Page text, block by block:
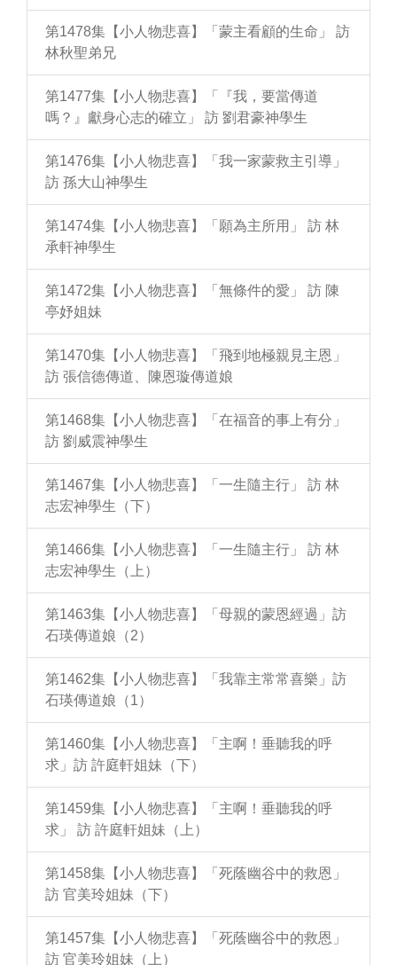
第1478集【小人物悲喜】「蒙主看顧的生命」 訪
林秋聖弟兄
第1477集【小人物悲喜】「『我，要當傳道
嗎？』獻身心志的確立」 訪 劉君豪神學生
第1476集【小人物悲喜】「我一家蒙救主引導」
訪 孫大山神學生
第1474集【小人物悲喜】「願為主所用」 訪 林
承軒神學生
第1472集【小人物悲喜】「無條件的愛」 訪 陳
亭妤姐妹
第1470集【小人物悲喜】「飛到地極親見主恩」
訪 張信德傳道、陳恩璇傳道娘
第1468集【小人物悲喜】「在福音的事上有分」
訪 劉威震神學生
第1467集【小人物悲喜】「一生隨主行」 訪 林
志宏神學生（下）
第1466集【小人物悲喜】「一生隨主行」 訪 林
志宏神學生（上）
第1463集【小人物悲喜】「母親的蒙恩經過」訪
石瑛傳道娘（2）
第1462集【小人物悲喜】「我靠主常常喜樂」訪
石瑛傳道娘（1）
第1460集【小人物悲喜】「主啊！垂聽我的呼
求」訪 許庭軒姐妹（下）
第1459集【小人物悲喜】「主啊！垂聽我的呼
求」 訪 許庭軒姐妹（上）
第1458集【小人物悲喜】「死蔭幽谷中的救恩」
訪 官美玲姐妹（下）
第1457集【小人物悲喜】「死蔭幽谷中的救恩」
訪 官美玲姐妹（上）